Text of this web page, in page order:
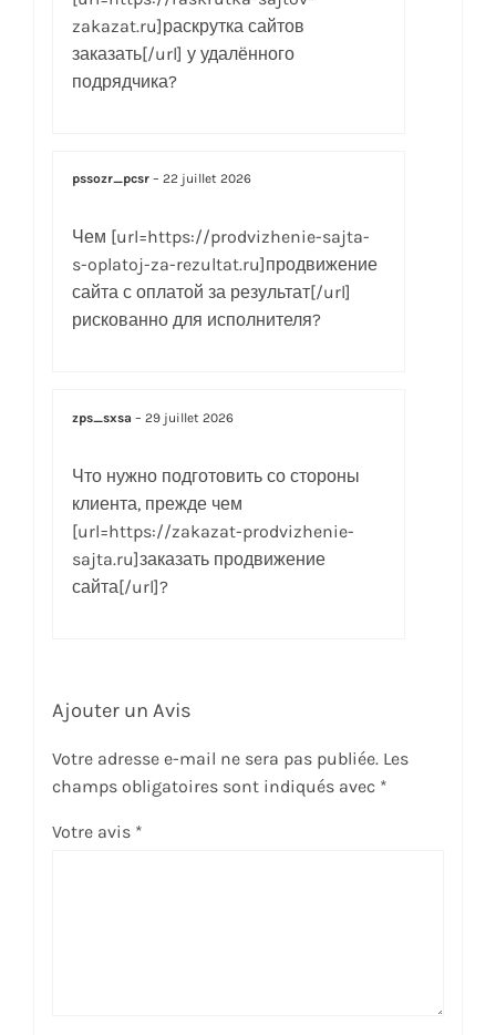
zakazat.ru]раскрутка сайтов
заказать[/url] у удалённого
подрядчика?
pssozr_pcsr– 22 juillet 2026
Чем [url=https://prodvizhenie-sajta-
s-oplatoj-za-rezultat.ru]продвижение
сайта с оплатой за результат[/url]
рискованно для исполнителя?
zps_sxsa– 29 juillet 2026
Что нужно подготовить со стороны
клиента, прежде чем
[url=https://zakazat-prodvizhenie-
sajta.ru]заказать продвижение
сайта[/url]?
Ajouter un Avis
Votre adresse e-mail ne sera pas publiée. Les
champs obligatoires sont indiqués avec *
Votre avis *